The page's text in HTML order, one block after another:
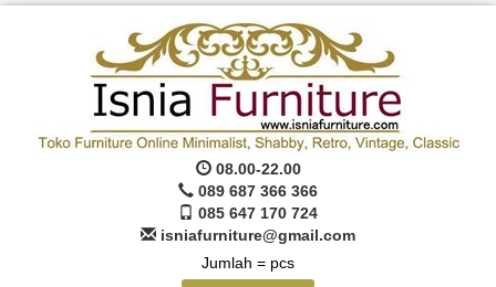
08.00-22.00
089 687 366 366
085 647 170 724
isniafurniture@gmail.com
Jumlah = pcs